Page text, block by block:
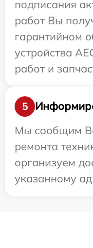
подписания
работ Вы
гарантийном
устройства
работ и
5
Мы сообщим
ремонта
организуем
указанному